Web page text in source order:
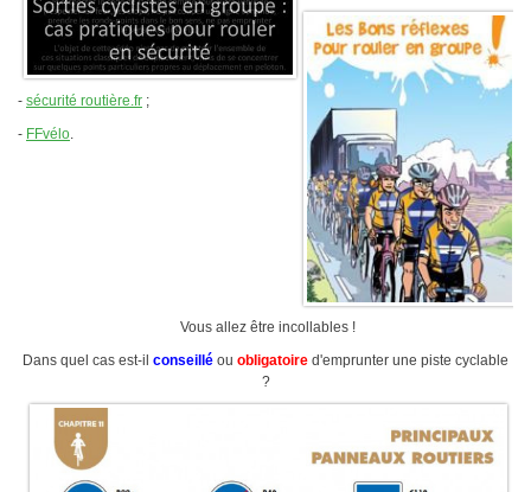
Bike and Run 2024
Bike and Run 2023
Bike and Run 2022
Bike and Run 2020
Bike and Run 2019
Sélectif Jeunes 2011
Matériel
Pense-bête
Photos / Vidéos
Compétitions
Calendrier
Courses club
Contact
Presse
- sécurité routière.fr ;
- FFvélo.
Vous allez être incollables !
Dans quel cas est-il conseillé ou obligatoire d'emprunter une piste cyclable
?